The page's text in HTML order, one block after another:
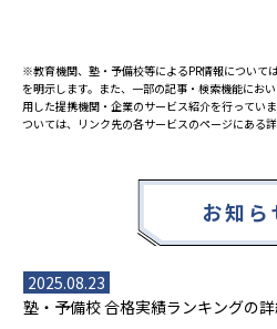
※教育機関、塾・予備校等によるPR情報につい
を明示します。また、一部の記事・検索機能にお
用した提携機関・企業のサービス紹介を行ってい
ついては、リンク先の各サービスのページにある
お知ら
2025.08.23
塾・予備校 合格実績ランキングの